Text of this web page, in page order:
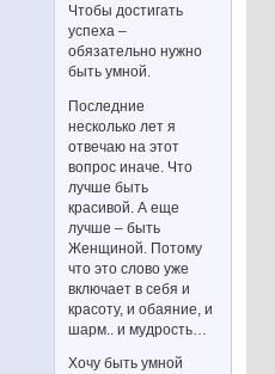
Чтобы достигать
успеха –
обязательно нужно
быть умной.
Последние
несколько лет я
отвечаю на этот
вопрос иначе. Что
лучше быть
красивой. А еще
лучше – быть
Женщиной. Потому
что это слово уже
включает в себя и
красоту, и обаяние, и
шарм.. и мудрость…
Хочу быть умной